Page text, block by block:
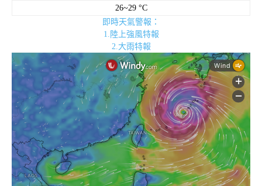
26~29 °C
即時天氣警報：
1.陸上強風特報
2.大雨特報